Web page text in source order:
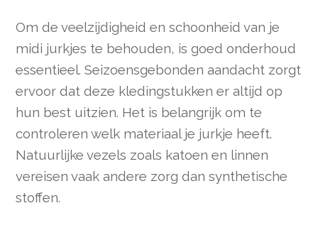
Om de veelzijdigheid en schoonheid van je
midi jurkjes te behouden, is goed onderhoud
essentieel. Seizoensgebonden aandacht zorgt
ervoor dat deze kledingstukken er altijd op
hun best uitzien. Het is belangrijk om te
controleren welk materiaal je jurkje heeft.
Natuurlijke vezels zoals katoen en linnen
vereisen vaak andere zorg dan synthetische
stoffen.